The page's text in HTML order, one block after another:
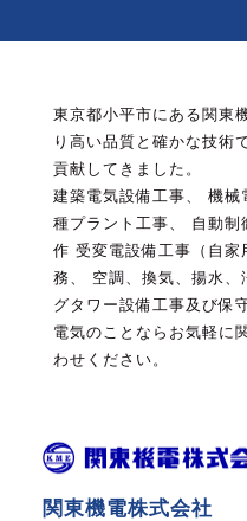
東京都小平市にある関東
り高い品質と確かな技術
貢献してきました。
建築電気設備工事、 機
種プラント工事、 自動制
作 受変電設備工事（自
務、 空調、換気、揚水、
グタワー設備工事及び保
電気のことならお気軽に
わせください。
関東機電株式会社